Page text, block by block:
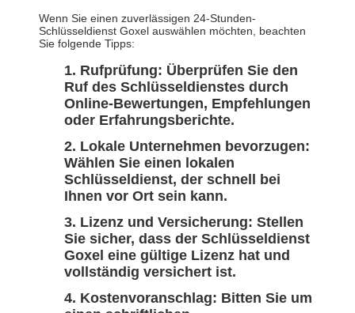
Wenn Sie einen zuverlässigen 24-Stunden-
Schlüsseldienst Goxel auswählen möchten, beachten
Sie folgende Tipps:
Rufprüfung: Überprüfen Sie den
Ruf des Schlüsseldienstes durch
Online-Bewertungen, Empfehlungen
oder Erfahrungsberichte.
Lokale Unternehmen bevorzugen:
Wählen Sie einen lokalen
Schlüsseldienst, der schnell bei
Ihnen vor Ort sein kann.
Lizenz und Versicherung: Stellen
Sie sicher, dass der Schlüsseldienst
Goxel eine gültige Lizenz hat und
vollständig versichert ist.
Kostenvoranschlag: Bitten Sie um